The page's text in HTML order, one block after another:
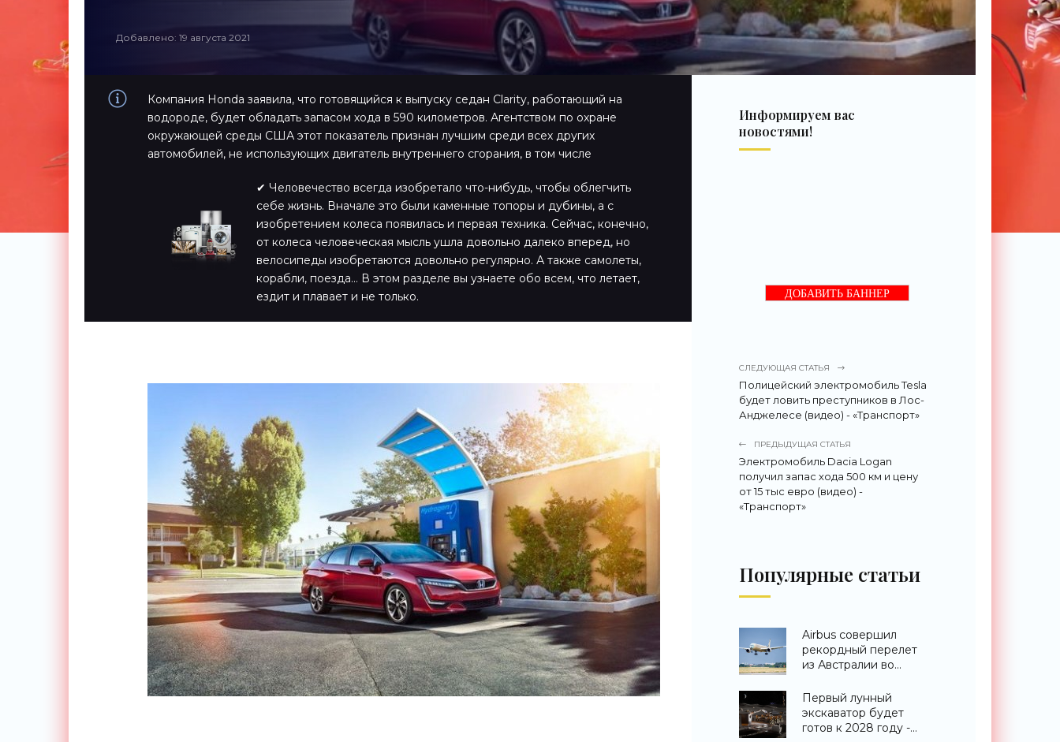
Добавлено: 19 августа 2021
Компания Honda заявила, что готовящийся к выпуску седан Clarity, работающий на
водороде, будет обладать запасом хода в 590 километров. Агентством по охране
окружающей среды США этот показатель признан лучшим среди всех других
автомобилей, не использующих двигатель внутреннего сгорания, в том числе
✔ Человечество всегда изобретало что-нибудь, чтобы облегчить
себе жизнь. Вначале это были каменные топоры и дубины, а с
изобретением колеса появилась и первая техника. Сейчас, конечно,
от колеса человеческая мысль ушла довольно далеко вперед, но
велосипеды изобретаются довольно регулярно. А также самолеты,
корабли, поезда… В этом разделе вы узнаете обо всем, что летает,
ездит и плавает и не только.
Информируем вас
новостями!
ДОБАВИТЬ БАННЕР
СЛЕДУЮЩАЯ СТАТЬЯ
Полицейский электромобиль Tesla
будет ловить преступников в Лос-
Анджелесе (видео) - «Транспорт»
ПРЕДЫДУЩАЯ СТАТЬЯ
Электромобиль Dacia Logan
получил запас хода 500 км и цену
от 15 тыс евро (видео) -
«Транспорт»
Популярные статьи
Airbus совершил
рекордный перелет
из Австралии во
«Техника»
Первый лунный
экскаватор будет
готов к 2028 году -